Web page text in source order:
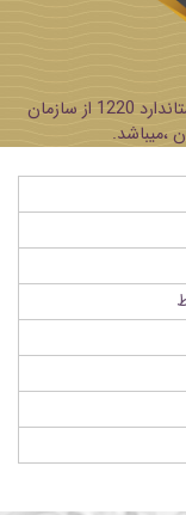
پایه تمامی محصولات طلای ۱۸ عیار با کد ملی استاندارد 1220 از سازمان
،میباشد.